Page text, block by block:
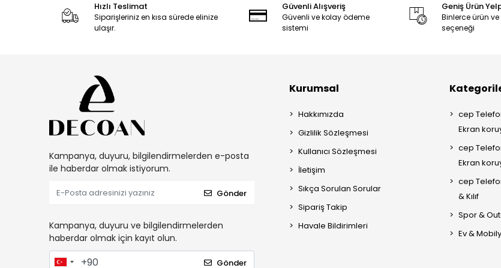
Hızlı Teslimat
Siparişleriniz en kısa sürede elinize
ulaşır.
Güvenli Alışveriş
Güvenli ve kolay ödeme
sistemi
Geniş Ürün
Binlerce ürün
seçeneği
Kampanya, duyuru, bilgilendirmelerden e-posta
ile haberdar olmak istiyorum.
Gönder
Kampanya, duyuru ve bilgilendirmelerden
haberdar olmak için kayıt olun.
Gönder
Kurumsal
Hakkımızda
Gizlilik Sözleşmesi
Kullanıcı Sözleşmesi
İletişim
Sıkça Sorulan Sorular
Sipariş Takip
Havale Bildirimleri
cep
Ekran
cep
Ekran
cep
& Kılıf
Spor &
Ev &